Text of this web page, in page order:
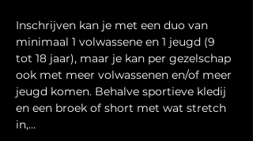
Inschrijven kan je met een duo van
minimaal 1 volwassene en 1 jeugd (9
tot 18 jaar), maar je kan per gezelschap
ook met meer volwassenen en/of meer
jeugd komen. Behalve sportieve kledij
en een broek of short met wat stretch
in,…